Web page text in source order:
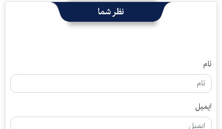
نظر شما
نام
ایمیل